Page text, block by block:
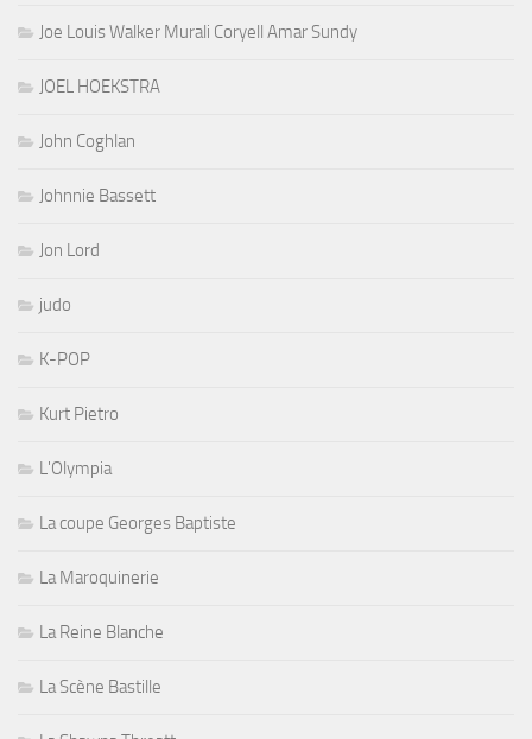
Joe Louis Walker Murali Coryell Amar Sundy
JOEL HOEKSTRA
John Coghlan
Johnnie Bassett
Jon Lord
judo
K-POP
Kurt Pietro
L'Olympia
La coupe Georges Baptiste
La Maroquinerie
La Reine Blanche
La Scène Bastille